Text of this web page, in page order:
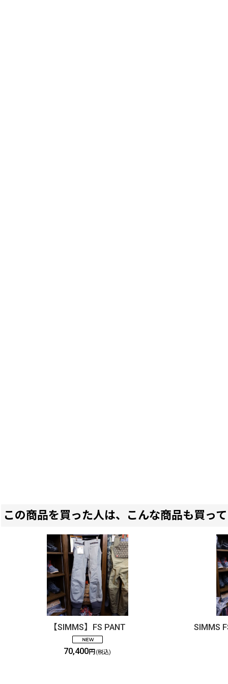
この商品を買った人は、こんな商品も買っ
【SIMMS】FS PANT
70,400円 (税込)
SIMMS